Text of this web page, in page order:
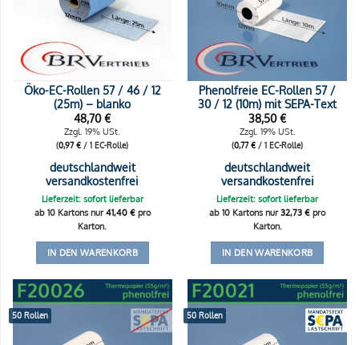
Öko-EC-Rollen 57 / 46 / 12
(25m) – blanko
48,70€
Zzgl. 19% USt.
(0,97€ / 1 EC-Rolle)
deutschlandweit
versandkostenfrei
Lieferzeit: sofort lieferbar
ab 10 Kartons nur41,40 €pro
Karton.
IN DEN WARENKORB
Phenolfreie EC-Rollen 57 /
30 / 12 (10m) mit SEPA-Text
38,50€
Zzgl. 19% USt.
(0,77€ / 1 EC-Rolle)
deutschlandweit
versandkostenfrei
Lieferzeit: sofort lieferbar
ab 10 Kartons nur32,73€ pro
Karton.
IN DEN WARENKORB
50 Rollen 50 Rollen